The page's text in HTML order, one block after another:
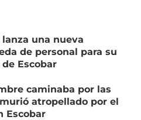
lanza una nueva
de personal para su
Escobar
caminaba por las
atropellado por el
Escobar